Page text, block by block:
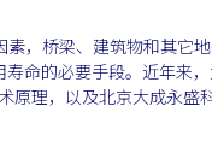
，桥梁、建筑物和其它
命的必要手段。近年来
原理，以及北京大成永盛